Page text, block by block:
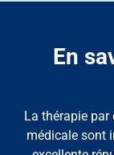
En
La thérapie
médicale sont